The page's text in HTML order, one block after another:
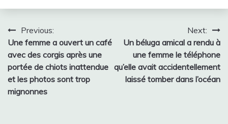
Navigation
de
l’article
Previous:
Une femme a ouvert un café
avec des corgis après une
portée de chiots inattendue
et les photos sont trop
mignonnes
Next:
Un béluga amical a rendu à
une femme le téléphone
qu’elle avait accidentellement
laissé tomber dans l’océan